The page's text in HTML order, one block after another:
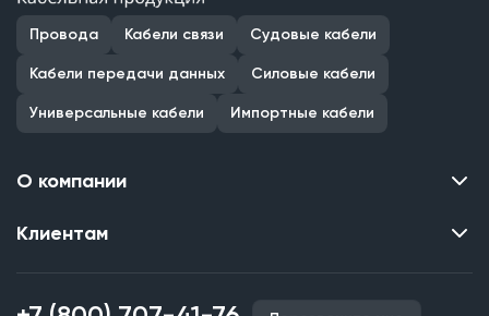
Провода Кабели связи Судовые кабели
Кабели передачи данных Силовые кабели
Универсальные кабели Импортные кабели
О компании
Контакты
Наши объекты
Клиентам